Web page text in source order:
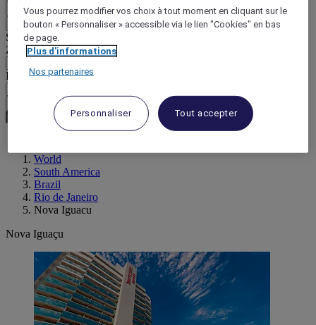
EUR (€)
Retour
Sélectionnez votre devise ci-dessous
Zone géographique
Devise
Valider ma devise
World
South America
Brazil
Rio de Janeiro
Nova Iguacu
Nova Iguaçu
Vous pourrez modifier vos choix à tout moment en cliquant sur le
bouton « Personnaliser » accessible via le lien "Cookies" en bas
de page.
Plus d'informations
Nos partenaires
Personnaliser Tout accepter